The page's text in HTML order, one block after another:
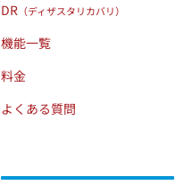
DR （ディザスタリカバリ）
機能一覧
料金
よくある質問